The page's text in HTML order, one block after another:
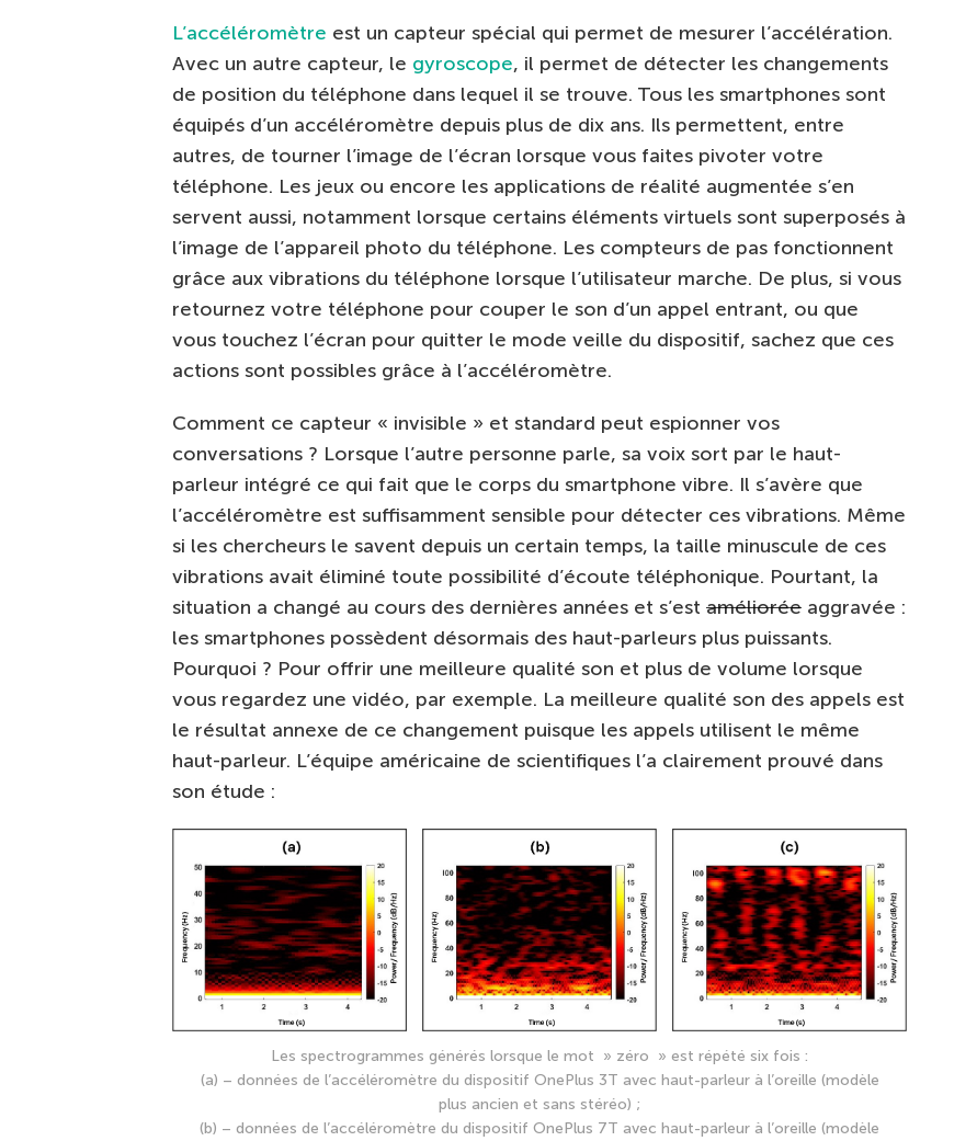
L’accéléromètre est un capteur spécial qui permet de mesurer l’accélération.
Avec un autre capteur, le gyroscope, il permet de détecter les changements
de position du téléphone dans lequel il se trouve. Tous les smartphones sont
équipés d’un accéléromètre depuis plus de dix ans. Ils permettent, entre
autres, de tourner l’image de l’écran lorsque vous faites pivoter votre
téléphone. Les jeux ou encore les applications de réalité augmentée s’en
servent aussi, notamment lorsque certains éléments virtuels sont superposés à
l’image de l’appareil photo du téléphone. Les compteurs de pas fonctionnent
grâce aux vibrations du téléphone lorsque l’utilisateur marche. De plus, si vous
retournez votre téléphone pour couper le son d’un appel entrant, ou que
vous touchez l’écran pour quitter le mode veille du dispositif, sachez que ces
actions sont possibles grâce à l’accéléromètre.
Comment ce capteur « invisible » et standard peut espionner vos
conversations ? Lorsque l’autre personne parle, sa voix sort par le haut-
parleur intégré ce qui fait que le corps du smartphone vibre. Il s’avère que
l’accéléromètre est suffisamment sensible pour détecter ces vibrations. Même
si les chercheurs le savent depuis un certain temps, la taille minuscule de ces
vibrations avait éliminé toute possibilité d’écoute téléphonique. Pourtant, la
situation a changé au cours des dernières années et s’est améliorée aggravée :
les smartphones possèdent désormais des haut-parleurs plus puissants.
Pourquoi ? Pour offrir une meilleure qualité son et plus de volume lorsque
vous regardez une vidéo, par exemple. La meilleure qualité son des appels est
le résultat annexe de ce changement puisque les appels utilisent le même
haut-parleur. L’équipe américaine de scientifiques l’a clairement prouvé dans
son étude :
Les spectrogrammes générés lorsque le mot » zéro » est répété six fois :
(a) – données de l’accéléromètre du dispositif OnePlus 3T avec haut-parleur à l’oreille (modèle
plus ancien et sans stéréo) ;
(b) – données de l’accéléromètre du dispositif OnePlus 7T avec haut-parleur à l’oreille (modèle